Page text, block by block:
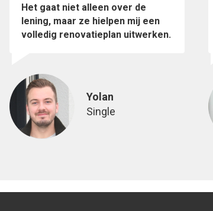
Het gaat niet alleen over de
lening, maar ze hielpen mij een
volledig renovatieplan uitwerken.
Yolan
Single